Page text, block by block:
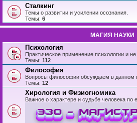
Сталкинг
Темы о развитии и усилении осознания.
Темы: 6
МАГИЯ НАУКИ
Психология
Практическое применение психологии и не
Темы: 112
Философия
Вопросы философии обсуждаем в данном
Темы: 12
Хирология и Физиогномика
Важное о характере и судьбе человека по